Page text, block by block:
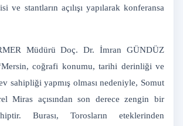
ve stantların açılışı yapılarak konferansa
Müdürü Doç. Dr. İmran GÜNDÜZ
coğrafi konumu, tarihi derinliği ve
sahipliği yapmış olması nedeniyle, Somut
Miras açısından son derece zengin bir
Burası, Torosların eteklerinden